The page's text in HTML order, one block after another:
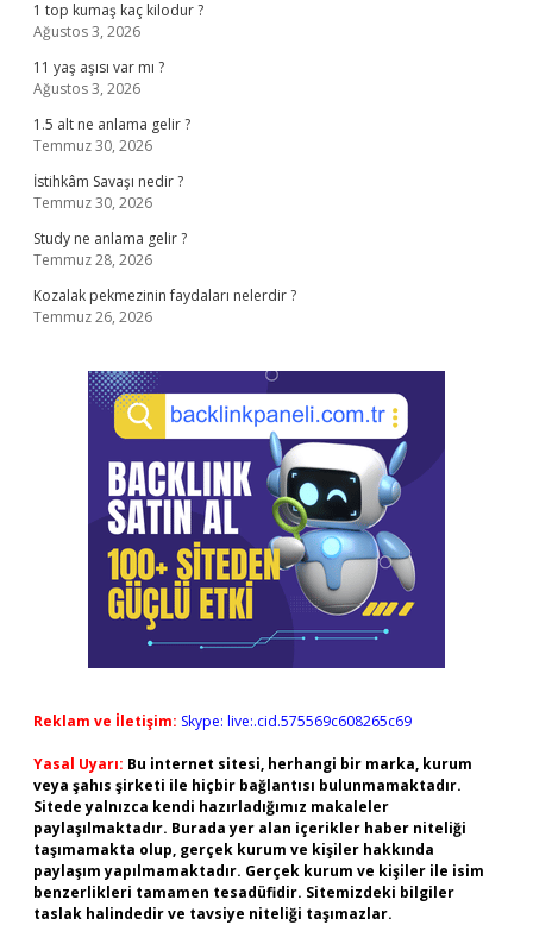
1 top kumaş kaç kilodur ?
Ağustos 3, 2026
11 yaş aşısı var mı ?
Ağustos 3, 2026
1.5 alt ne anlama gelir ?
Temmuz 30, 2026
İstihkâm Savaşı nedir ?
Temmuz 30, 2026
Study ne anlama gelir ?
Temmuz 28, 2026
Kozalak pekmezinin faydaları nelerdir ?
Temmuz 26, 2026
Reklam ve İletişim: Skype: live:.cid.575569c608265c69
Yasal Uyarı: Bu internet sitesi, herhangi bir marka, kurum
veya şahıs şirketi ile hiçbir bağlantısı bulunmamaktadır.
Sitede yalnızca kendi hazırladığımız makaleler
paylaşılmaktadır. Burada yer alan içerikler haber niteliği
taşımamakta olup, gerçek kurum ve kişiler hakkında
paylaşım yapılmamaktadır. Gerçek kurum ve kişiler ile isim
benzerlikleri tamamen tesadüfidir. Sitemizdeki bilgiler
taslak halindedir ve tavsiye niteliği taşımazlar.